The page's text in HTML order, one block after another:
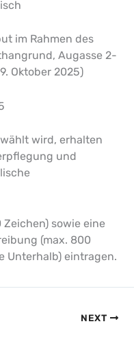
im Rahmen des
Augasse 2-
Oktober 2025)
wird, erhalten
und
sowie eine
(max. 800
Unterhalb) eintragen.
NEXT